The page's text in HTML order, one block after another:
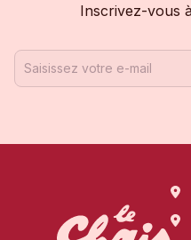
Inscrivez-vous